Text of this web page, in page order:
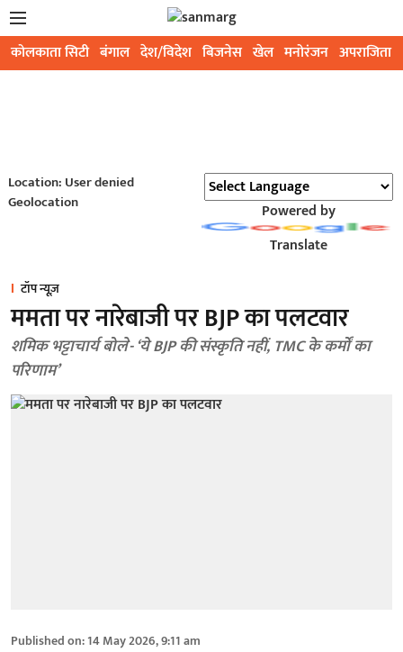
कोलकाता सिटी बंगाल देश/विदेश बिजनेस खेल मनोरंजन अपराजिता
Location: User denied
Geolocation
Powered by
Translate
टॉप न्यूज़
ममता पर नारेबाजी पर BJP का पलटवार
शमिक भट्टाचार्य बोले- ‘ये BJP की संस्कृति नहीं, TMC के कर्मों का
परिणाम’
Published on:14 May 2026, 9:11 am